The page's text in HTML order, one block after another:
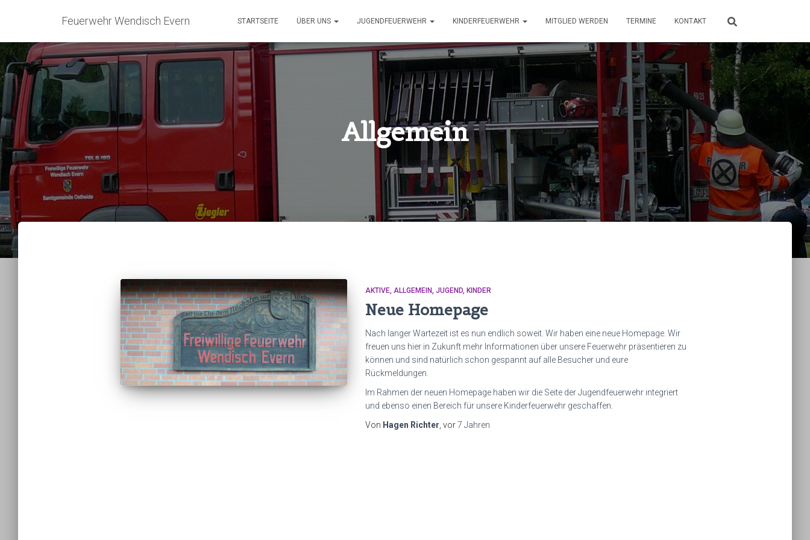
Feuerwehr Wendisch Evern STARTSEITE ÜBER UNS JUGENDFEUERWEHR KINDERFEUERWEHR MITGLIED WERDEN TERMINE KONTAKT
Allgemein
AKTIVE ALLGEMEIN JUGEND KINDER
Neue Homepage
Nach langer Wartezeit ist es nun endlich soweit. Wir haben eine neue Homepage. Wir
freuen uns hier in Zukunft mehr Informationen über unsere Feuerwehr präsentieren zu
können und sind natürlich schon gespannt auf alle Besucher und eure
Rückmeldungen.
Im Rahmen der neuen Homepage haben wir die Seite der Jugendfeuerwehr integriert
und ebenso einen Bereich für unsere Kinderfeuerwehr geschaffen.
Von Hagen Richter , vor7 Jahren